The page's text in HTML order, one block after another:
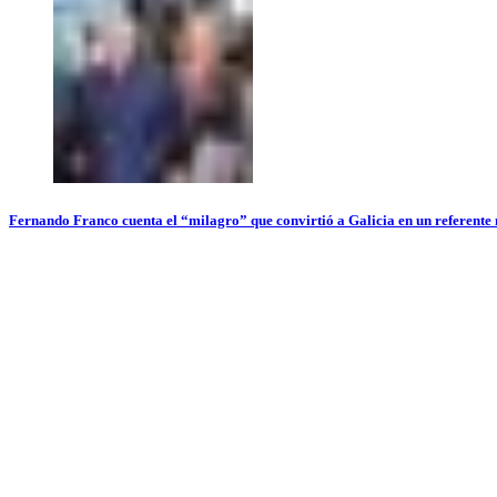
Fernando Franco cuenta el “milagro” que convirtió a Galicia en un referente